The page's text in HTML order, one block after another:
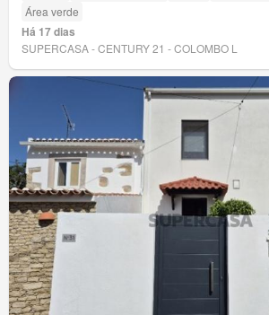
Área verde
Há 17 dias
SUPERCASA - CENTURY 21 - COLOMBO L